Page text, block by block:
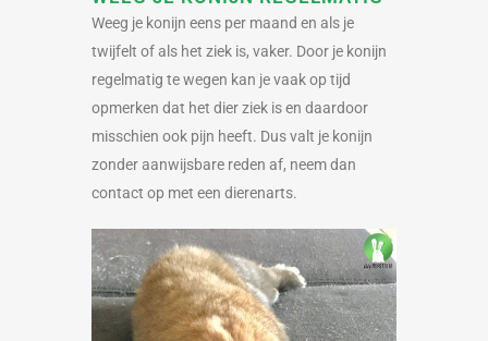
Weeg je konijn eens per maand en als je
twijfelt of als het ziek is, vaker. Door je konijn
regelmatig te wegen kan je vaak op tijd
opmerken dat het dier ziek is en daardoor
misschien ook pijn heeft. Dus valt je konijn
zonder aanwijsbare reden af, neem dan
contact op met een dierenarts.